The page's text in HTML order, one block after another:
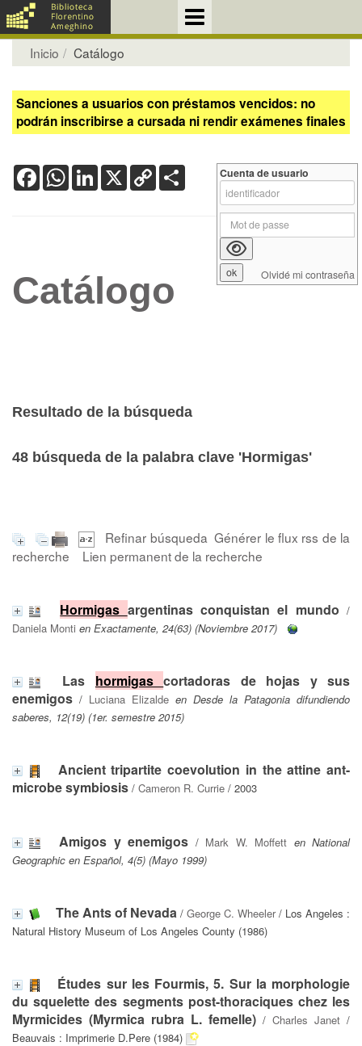
Inicio Catálogo
Sanciones a usuarios con préstamos vencidos: no
podrán inscribirse a cursada ni rendir exámenes finales
FacebookWhatsApp
LinkedIn
X Copy
Link
Catálogo
Resultado de la búsqueda
48 búsqueda de la palabra clave 'Hormigas'
Refinar búsqueda Générer le flux rss de la
recherche
Lien permanent de la recherche
Hormigas argentinas conquistan el mundo /
Daniela Monti en Exactamente, 24(63) (Noviembre 2017)
Las hormigascortadoras de hojas y sus
enemigos / Luciana Elizalde en Desde la Patagonia difundiendo
saberes, 12(19) (1er. semestre 2015)
Ancient tripartite coevolution in the attine ant-
microbe symbiosis / Cameron R. Currie / 2003
Amigos y enemigos / Mark W. Moffett en National
Geographic en Español, 4(5) (Mayo 1999)
The Ants of Nevada / George C. Wheeler/ Los Angeles :
Natural History Museum of Los Angeles County (1986)
Études sur les Fourmis, 5. Sur la morphologie
du squelette des segments post-thoraciques chez les
Myrmicides (Myrmica rubra L. femelle) / Charles Janet /
Beauvais : Imprimerie D.Pere (1984)
Cuenta de usuario
Olvidé mi contraseña